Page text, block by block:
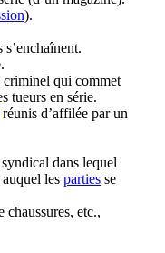
).
criminel qui commet
tueurs en série.
réunis d’affilée par un
dans lequel
les parties se
etc.,